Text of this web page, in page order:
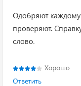
Одобряют
проверяют.
слово.
Хорошо
Ответить